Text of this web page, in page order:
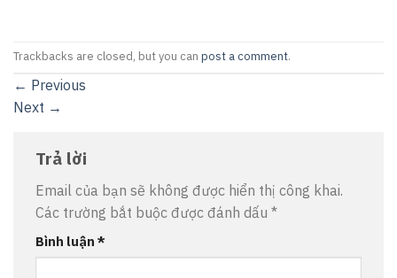
Trackbacks are closed, but you can post a comment.
← Previous
Next →
Trả lời
Email của bạn sẽ không được hiển thị công khai.
Các trường bắt buộc được đánh dấu *
Bình luận *